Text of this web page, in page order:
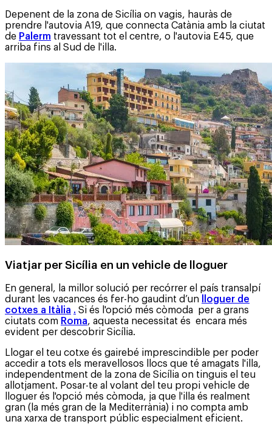
Depenent de la zona de Sicília on vagis, hauràs de
prendre l'autovia A19, que connecta Catània amb la ciutat
de Palerm travessant tot el centre, o l'autovia E45, que
arriba fins al Sud de l'illa.
Viatjar per Sicília en un vehicle de lloguer
En general, la millor solució per recórrer el país transalpí
durant les vacances és fer-ho gaudint d’un
lloguer de
cotxes a Itàlia . Si és l'opció més còmoda per a grans
ciutats com Roma, aquesta necessitat és encara més
evident per descobrir Sicília.
Llogar el teu cotxe és gairebé imprescindible per poder
accedir a tots els meravellosos llocs que té amagats l'illa,
independentment de la zona de Sicília on tinguis el teu
allotjament. Posar-te al volant del teu propi vehicle de
lloguer és l'opció més còmoda, ja que l'illa és realment
gran (la més gran de la Mediterrània) i no compta amb
una xarxa de transport públic especialment eficient.